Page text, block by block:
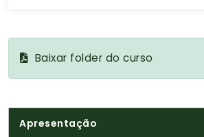
Baixar folder do curso
Apresentação